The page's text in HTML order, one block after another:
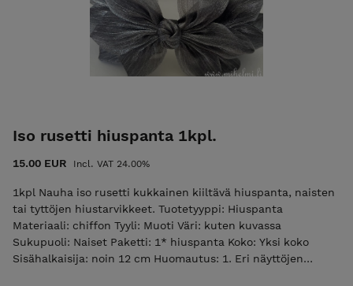
Iso rusetti hiuspanta 1kpl.
15.00 EUR Incl. VAT 24.00%
1kpl Nauha iso rusetti kukkainen kiiltävä hiuspanta, naisten
tai tyttöjen hiustarvikkeet. Tuotetyyppi: Hiuspanta
Materiaali: chiffon Tyyli: Muoti Väri: kuten kuvassa
Sukupuoli: Naiset Paketti: 1* hiuspanta Koko: Yksi koko
Sisähalkaisija: noin 12 cm Huomautus: 1. Eri näyttöjen